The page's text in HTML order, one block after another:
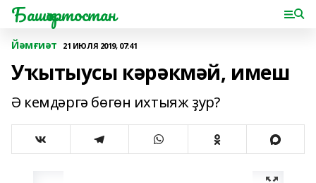
Башҡортостан
Йәмғиәт 21 ИЮЛЯ 2019, 07:41
Уҡытыусы кәрәкмәй, имеш
Ә кемдәргә бөгөн ихтыяж ҙур?